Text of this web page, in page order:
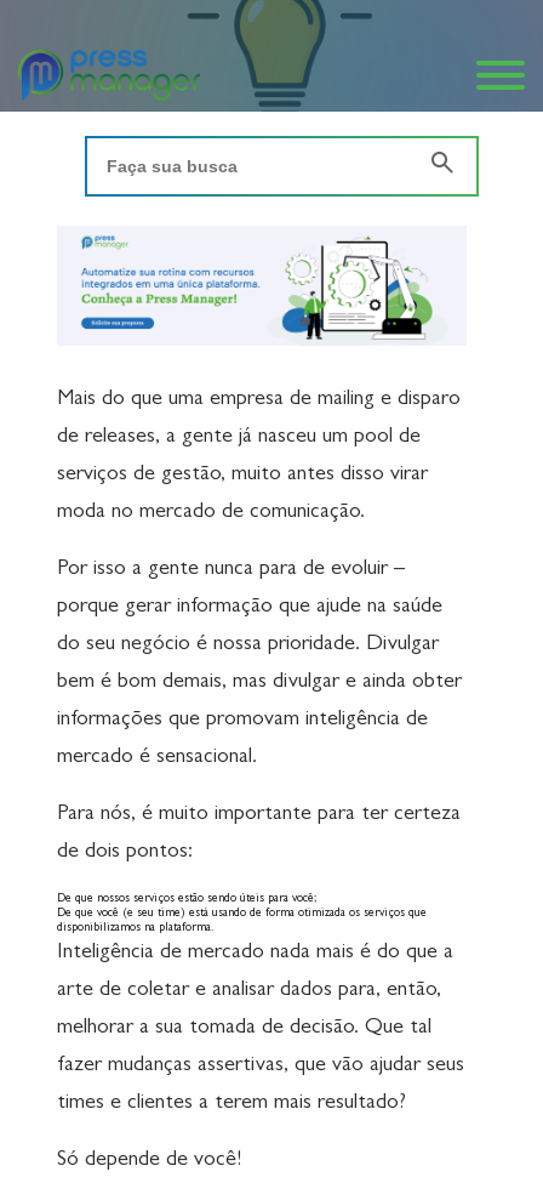
Mais do que uma empresa de mailing e disparo
de releases, a gente já nasceu um pool de
serviços de gestão, muito antes disso virar
moda no mercado de comunicação.
Por isso a gente nunca para de evoluir –
porque gerar informação que ajude na saúde
do seu negócio é nossa prioridade. Divulgar
bem é bom demais, mas divulgar e ainda obter
informações que promovam inteligência de
mercado é sensacional.
Para nós, é muito importante para ter certeza
de dois pontos:
De que nossos serviços estão sendo úteis para você;
De que você (e seu time) está usando de forma otimizada os serviços que
disponibilizamos na plataforma.
Inteligência de mercado nada mais é do que a
arte de coletar e analisar dados para, então,
melhorar a sua tomada de decisão. Que tal
fazer mudanças assertivas, que vão ajudar seus
times e clientes a terem mais resultado?
Só depende de você!